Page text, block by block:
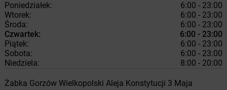
Poniedziałek:
6:00 - 23:00
Wtorek:
6:00 - 23:00
Środa:
6:00 - 23:00
Czwartek:
6:00 - 23:00
Piątek:
6:00 - 23:00
Sobota:
6:00 - 23:00
Niedziela:
8:00 - 20:00
Żabka Gorzów Wielkopolski Aleja Konstytucji 3 Maja